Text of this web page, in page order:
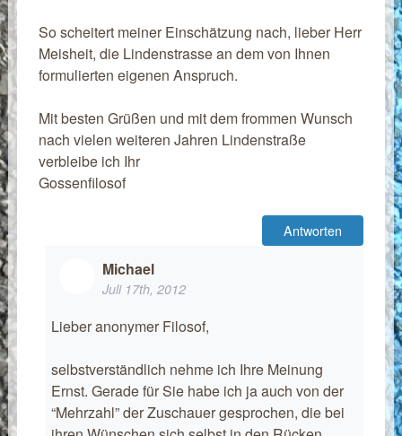
So scheitert meiner Einschätzung nach, lieber Herr
Meisheit, die Lindenstrasse an dem von Ihnen
formulierten eigenen Anspruch.
Mit besten Grüßen und mit dem frommen Wunsch
nach vielen weiteren Jahren Lindenstraße
verbleibe ich Ihr
Gossenfilosof
Antworten
Michael
Juli 17th, 2012
Lieber anonymer Filosof,
selbstverständlich nehme ich Ihre Meinung
Ernst. Gerade für Sie habe ich ja auch von der
“Mehrzahl” der Zuschauer gesprochen, die bei